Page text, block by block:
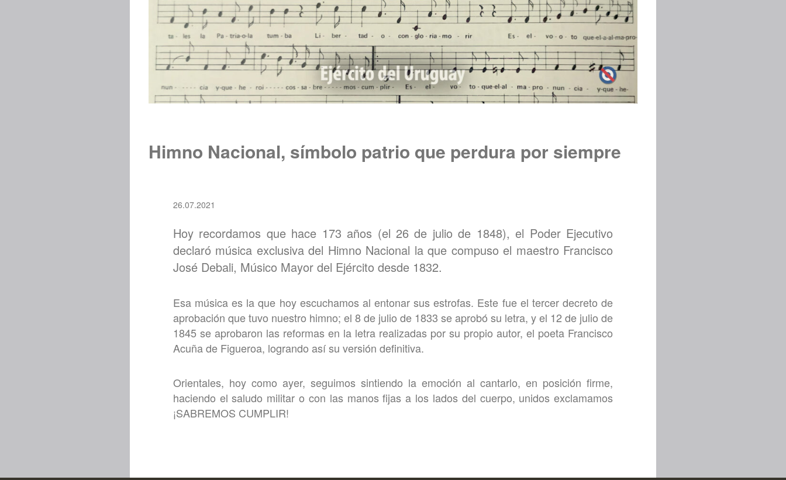
Himno Nacional, símbolo patrio que perdura por siempre
26.07.2021
Hoy recordamos que hace 173 años (el 26 de julio de 1848), el Poder Ejecutivo
declaró música exclusiva del Himno Nacional la que compuso el maestro Francisco
José Debali, Músico Mayor del Ejército desde 1832.
Esa música es la que hoy escuchamos al entonar sus estrofas. Este fue el tercer decreto de
aprobación que tuvo nuestro himno; el 8 de julio de 1833 se aprobó su letra, y el 12 de julio de
1845 se aprobaron las reformas en la letra realizadas por su propio autor, el poeta Francisco
Acuña de Figueroa, logrando así su versión definitiva.
Orientales, hoy como ayer, seguimos sintiendo la emoción al cantarlo, en posición firme,
haciendo el saludo militar o con las manos fijas a los lados del cuerpo, unidos exclamamos
¡SABREMOS CUMPLIR!